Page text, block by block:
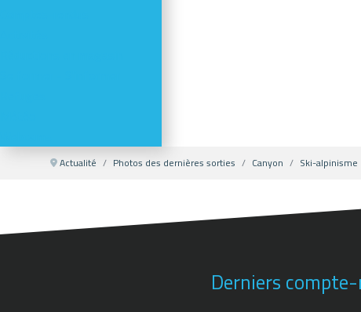
Actualité Photos des dernières sorties Canyon Ski-alpinisme
Derniers